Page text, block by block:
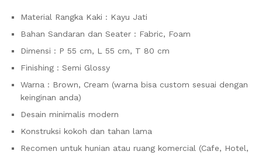
Material Rangka Kaki : Kayu Jati
Bahan Sandaran dan Seater : Fabric, Foam
Dimensi : P 55 cm, L 55 cm, T 80 cm
Finishing : Semi Glossy
Warna : Brown, Cream (warna bisa custom sesuai dengan
keinginan anda)
Desain minimalis modern
Konstruksi kokoh dan tahan lama
Recomen untuk hunian atau ruang komercial (Cafe, Hotel,